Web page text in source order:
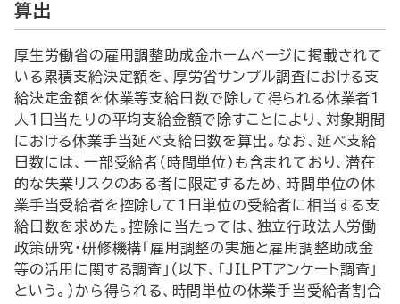
算出
厚生労働省の雇用調整助成金ホームページに掲載されて
いる累積支給決定額を、厚労省サンプル調査における支
給決定金額を休業等支給日数で除して得られる休業者1
人1日当たりの平均支給金額で除すことにより、対象期間
における休業手当延べ支給日数を算出。なお、延べ支給
日数には、一部受給者（時間単位）も含まれており、潜在
的な失業リスクのある者に限定するため、時間単位の休
業手当受給者を控除して1日単位の受給者に相当する支
給日数を求めた。控除に当たっては、独立行政法人労働
政策研究・研修機構「雇用調整の実施と雇用調整助成金
等の活用に関する調査」（以下、「JILPTアンケート調査」
という。）から得られる、時間単位の休業手当受給者割合